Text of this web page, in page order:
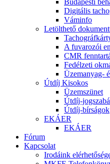
Budapesti
Digitális
Váminfo
Letölthető
A fuvarozói
CMR
Fedélzeti
Üzemanyag-
Útdíj Kisokos
Üzemszünet
Útdíj-
Útdíj-bírságok
EKÁER
EKÁER
Fórum
Kapcsolat
Irodáink